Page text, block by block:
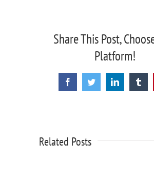
Share This Post,
Platform!
FacebookTwitterLinkedIn
Related Posts